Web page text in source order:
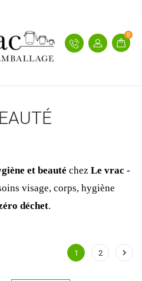
0
et beauté chez Le vrac -
visage, corps, hygiène
déchet.
1 2 